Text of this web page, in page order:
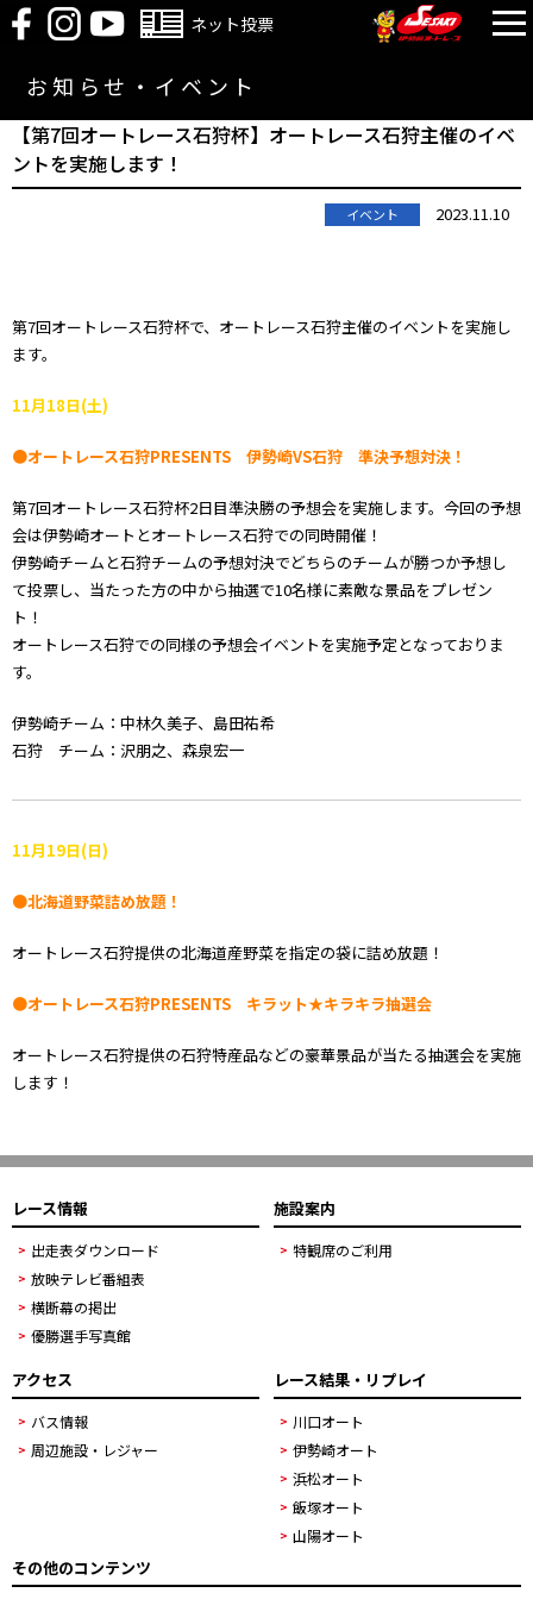
ネット投票
お知らせ・イベント
【第7回オートレース石狩杯】オートレース石狩主催のイベ
ントを実施します！
イベント 2023.11.10
第7回オートレース石狩杯で、オートレース石狩主催のイベントを実施し
ます。
11月18日(土)
●オートレース石狩PRESENTS 伊勢崎VS石狩 準決予想対決！
第7回オートレース石狩杯2日目準決勝の予想会を実施します。今回の予想
会は伊勢崎オートとオートレース石狩での同時開催！
伊勢崎チームと石狩チームの予想対決でどちらのチームが勝つか予想し
て投票し、当たった方の中から抽選で10名様に素敵な景品をプレゼン
ト！
オートレース石狩での同様の予想会イベントを実施予定となっておりま
す。
伊勢崎チーム：中林久美子、島田祐希
石狩 チーム：沢朋之、森泉宏一
11月19日(日)
●北海道野菜詰め放題！
オートレース石狩提供の北海道産野菜を指定の袋に詰め放題！
●オートレース石狩PRESENTS キラット★キラキラ抽選会
オートレース石狩提供の石狩特産品などの豪華景品が当たる抽選会を実施
します！
レース情報
出走表ダウンロード
放映テレビ番組表
横断幕の掲出
優勝選手写真館
施設案内
特観席のご利用
アクセス
バス情報
周辺施設・レジャー
レース結果・リプレイ
川口オート
伊勢崎オート
浜松オート
飯塚オート
山陽オート
その他のコンテンツ